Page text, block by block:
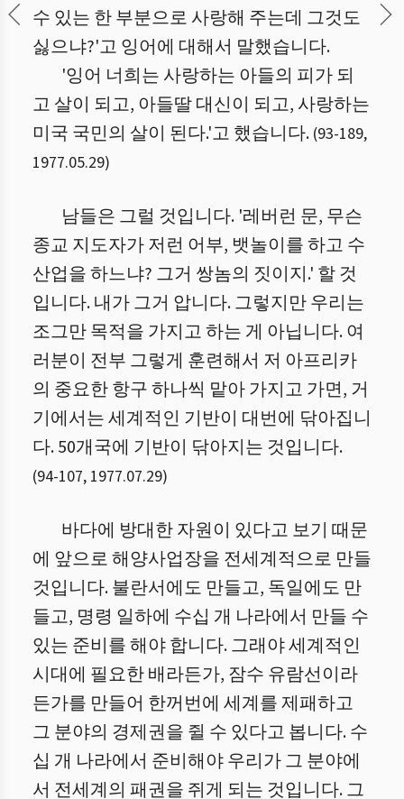
수 있는 한 부분으로 사랑해 주는데 그것도
싫으냐?'고 잉어에 대해서 말했습니다.
'잉어 너희는 사랑하는 아들의 피가 되
고 살이 되고, 아들딸 대신이 되고, 사랑하는
미국 국민의 살이 된다.'고 했습니다. (93-189,
1977.05.29)
남들은 그럴 것입니다. '레버런 문, 무슨
종교 지도자가 저런 어부, 뱃놀이를 하고 수
산업을 하느냐? 그거 쌍놈의 짓이지.' 할 것
입니다. 내가 그거 압니다. 그렇지만 우리는
조그만 목적을 가지고 하는 게 아닙니다. 여
러분이 전부 그렇게 훈련해서 저 아프리카
의 중요한 항구 하나씩 맡아 가지고 가면, 거
기에서는 세계적인 기반이 대번에 닦아집니
다. 50개국에 기반이 닦아지는 것입니다.
(94-107, 1977.07.29)
바다에 방대한 자원이 있다고 보기 때문
에 앞으로 해양사업장을 전세계적으로 만들
것입니다. 불란서에도 만들고, 독일에도 만
들고, 명령 일하에 수십 개 나라에서 만들 수
있는 준비를 해야 합니다. 그래야 세계적인
시대에 필요한 배라든가, 잠수 유람선이라
든가를 만들어 한꺼번에 세계를 제패하고
그 분야의 경제권을 쥘 수 있다고 봅니다. 수
십 개 나라에서 준비해야 우리가 그 분야에
서 전세계의 패권을 쥐게 되는 것입니다. 그